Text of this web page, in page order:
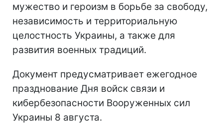
мужество и героизм в борьбе за свободу,
независимость и территориальную
целостность Украины, а также для
развития военных традиций.
Документ предусматривает ежегодное
празднование Дня войск связи и
кибербезопасности Вооруженных сил
Украины 8 августа.